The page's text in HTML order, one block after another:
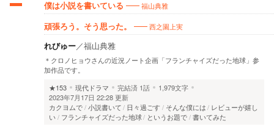
僕は小説を書いている 福山典雅
頑張ろう。そう思った。 西之園上実
れびゅー／福山典雅
＊クロノヒョウさんの近況ノート企画「フランチャイズだった地球」参
加作品です。
★153
現代ドラマ 完結済 1話
1,979文字
2023年7月17日 22:28 更新
カクヨムで 小説書いて 日々過ごす そんな僕には
レビューが嬉し
い
フランチャイズだった地球 というお題で 書いてみた